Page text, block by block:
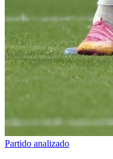
Partido analizado